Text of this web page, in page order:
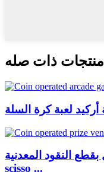
منتجات ذات صله
بقطع النقود المعدنية
scisso ...